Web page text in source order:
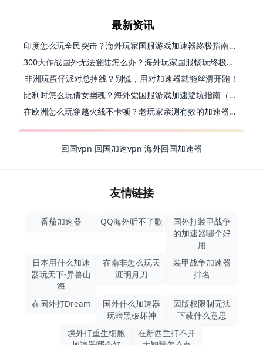
最新资讯
印度怎么玩全民突击？海外玩家国服游戏加速器终极指南（附原神延迟优化+精灵之境加速器选择）
300大作战国外无法登陆怎么办？海外玩家国服畅玩终极指南（附实测推荐）
非洲玩蛋仔派对总掉线？别慌，用对加速器就能丝滑开跑！
比利时怎么玩倩女幽魂？海外党国服游戏加速避坑指南（附实测推荐）
在欧洲怎么玩穿越火线不卡顿？老玩家亲测有效的加速器选择指南
回国vpn 回国加速vpn 海外回国加速器
友情链接
番茄加速器 QQ海外听不了歌
国外打装甲战争
的加速器哪个好
用
日本用什么加速
器玩天下-异兽山
海
在南非怎么玩天
涯明月刀
装甲战争加速器
排名
在国外打Dream
国外什么加速器
玩暗黑破坏神
因版权限制无法
下载什么意思
境外打重生细胞
在新西兰打不开